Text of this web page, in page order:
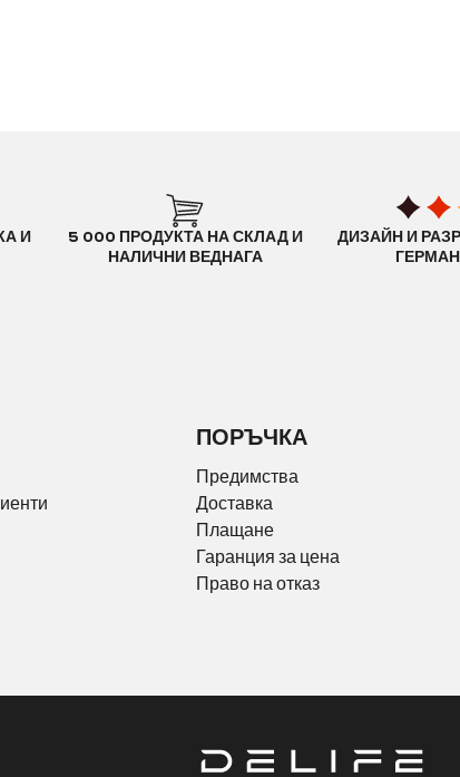
И
5 000 ПРОДУКТА НА СКЛАД И
НАЛИЧНИ ВЕДНАГА
ДИЗАЙН И
ПОРЪЧКА
Предимства
Доставка
Плащане
Гаранция за цена
Право на отказ